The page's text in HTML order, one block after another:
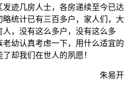
迹几房人士，各房递续至今已达
统计已有三百多户，家人们，大
，没有这么多户，没有这么多
幼认真考虑一下，用什么适宜的
却我们在世人的夙愿！
朱易开